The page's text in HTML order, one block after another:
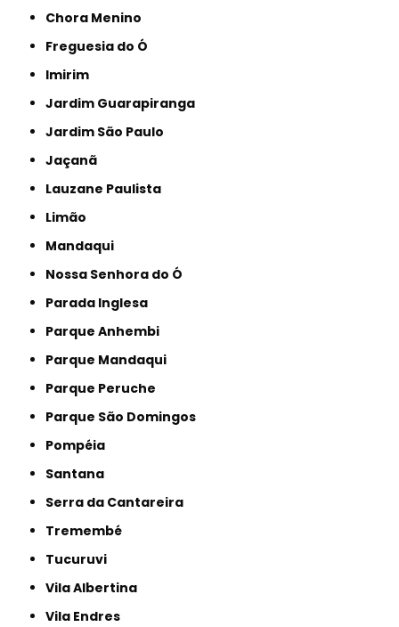
Chora Menino
Freguesia do Ó
Imirim
Jardim Guarapiranga
Jardim São Paulo
Jaçanã
Lauzane Paulista
Limão
Mandaqui
Nossa Senhora do Ó
Parada Inglesa
Parque Anhembi
Parque Mandaqui
Parque Peruche
Parque São Domingos
Pompéia
Santana
Serra da Cantareira
Tremembé
Tucuruvi
Vila Albertina
Vila Endres